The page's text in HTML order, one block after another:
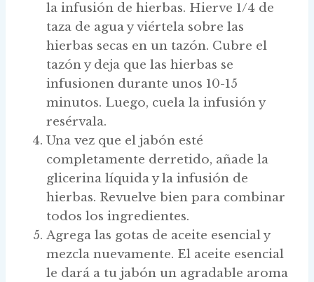
la infusión de hierbas. Hierve 1/4 de
taza de agua y viértela sobre las
hierbas secas en un tazón. Cubre el
tazón y deja que las hierbas se
infusionen durante unos 10-15
minutos. Luego, cuela la infusión y
resérvala.
Una vez que el jabón esté
completamente derretido, añade la
glicerina líquida y la infusión de
hierbas. Revuelve bien para combinar
todos los ingredientes.
Agrega las gotas de aceite esencial y
mezcla nuevamente. El aceite esencial
le dará a tu jabón un agradable aroma